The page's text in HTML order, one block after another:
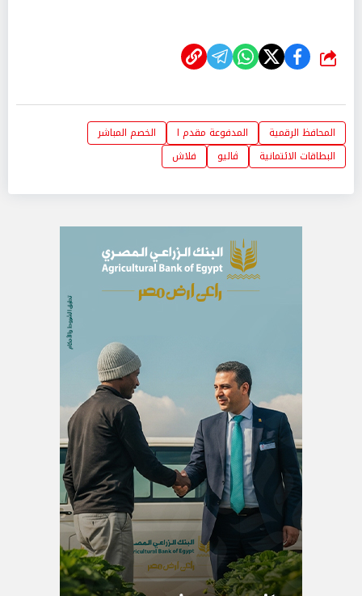
شارك
المحافظ الرقمية المدفوعة مقدم ا
الخصم المباشر
البطاقات الائتمانية
ڤاليو فلاش